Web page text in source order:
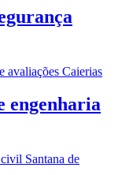
engenharia